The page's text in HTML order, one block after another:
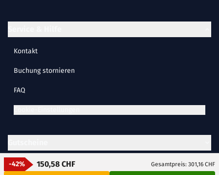
-42% 150,58 CHF Gesamtpreis: 301,16 CHF
Kontakt
Buchung stornieren
FAQ